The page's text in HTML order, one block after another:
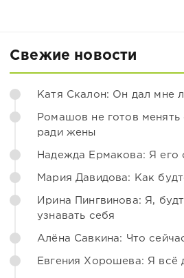
Свежие новости
Катя Скалон: Он дал мне
Ромашов не готов
ради жены
Надежда Ермакова: Я его
Мария Давидова: Как
Ирина Пингвинова: Я,
узнавать себя
Алёна Савкина: Что
Евгения Хорошева: Я всё